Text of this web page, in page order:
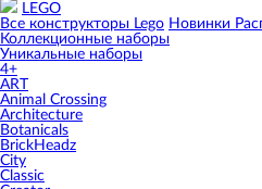
LEGO
Все конструкторы Lego Новинки
Коллекционные наборы
Уникальные наборы
4+
ART
Animal Crossing
Architecture
Botanicals
BrickHeadz
City
Classic